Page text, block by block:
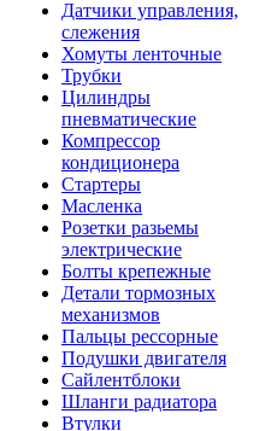
Датчики управления,
слежения
Хомуты ленточные
Трубки
Цилиндры
пневматические
Компрессор
кондиционера
Стартеры
Масленка
Розетки разьемы
электрические
Болты крепежные
Детали тормозных
механизмов
Пальцы рессорные
Подушки двигателя
Сайлентблоки
Шланги радиатора
Втулки